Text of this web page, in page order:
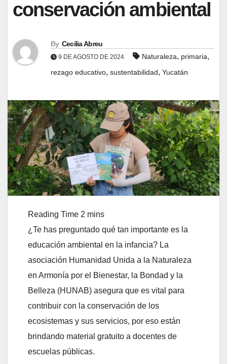
conservación ambiental
By Cecilia Abreu
9 DE AGOSTO DE 2024 Naturaleza, primaria,
rezago educativo, sustentabilidad, Yucatán
¿Te has preguntado qué tan importante es la
educación ambiental en la infancia? La
asociación Humanidad Unida a la Naturaleza
en Armonía por el Bienestar, la Bondad y la
Belleza (HUNAB) asegura que es vital para
contribuir con la conservación de los
ecosistemas y sus servicios, por eso están
brindando material gratuito a docentes de
escuelas públicas.